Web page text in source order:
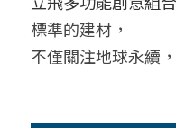
標準的建材，
不僅關注地球永續